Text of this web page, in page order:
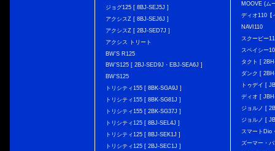
ジョグ125 [ 8BJ-SEJ5J ]
アクシスZ [ 8BJ-SEJ6J ]
アクシスZ [ 2BJ-SED7J ]
アクシス トリート
BW'S R125
BW’S125 [ 2BJ-SED9J・EBJ-SEA6J ]
BW'S125
トリシティ155 [ 8BK-SGA9J ]
トリシティ155 [ 8BK-SG81J ]
トリシティ155 [ 2BK-SG37J ]
トリシティ125 [ 8BJ-SEL4J ]
トリシティ125 [ 8BJ-SEK1J ]
トリシティ125 [ 2BJ-SEC1J ]
MOOVE (ム
ディオ110【
NAVI110
スクーピー
スペイシー
タクト [
ダンク [
トゥデイ [
ディオ [
ジョルノ [
ジョルノ [
スマートDio
ズーマー・